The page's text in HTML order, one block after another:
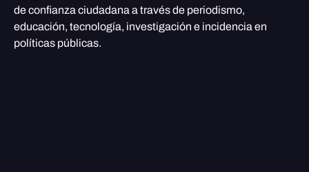
de confianza ciudadana a través de periodismo,
educación, tecnología, investigación e incidencia en
políticas públicas.